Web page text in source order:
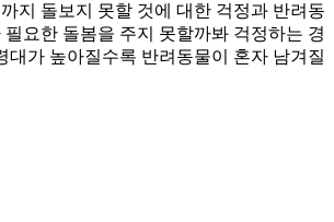
지 돌보지 못할 것에 대한 걱정과 반려동
요한 돌봄을 주지 못할까봐 걱정하는 경
대가 높아질수록 반려동물이 혼자 남겨질